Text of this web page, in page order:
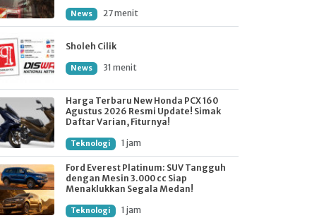
News 27 menit
Sholeh Cilik
News 31 menit
Harga Terbaru New Honda PCX 160
Agustus 2026 Resmi Update! Simak
Daftar Varian, Fiturnya!
Teknologi 1 jam
Ford Everest Platinum: SUV Tangguh
dengan Mesin 3.000 cc Siap
Menaklukkan Segala Medan!
Teknologi 1 jam